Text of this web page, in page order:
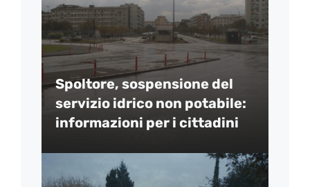
Spoltore, sospensione del
servizio idrico non potabile:
informazioni per i cittadini